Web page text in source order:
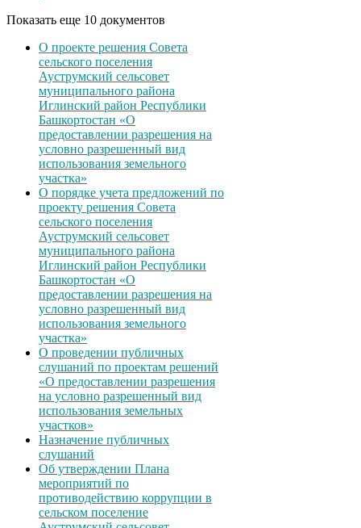
Показать еще 10 документов
О проекте решения Совета
сельского поселения
Ауструмский сельсовет
муниципального района
Иглинский район Республики
Башкортостан «О
предоставлении разрешения на
условно разрешенный вид
использования земельного
участка»
О порядке учета предложений по
проекту решения Совета
сельского поселения
Ауструмский сельсовет
муниципального района
Иглинский район Республики
Башкортостан «О
предоставлении разрешения на
условно разрешенный вид
использования земельного
участка»
О проведении публичных
слушаний по проектам решений
«О предоставлении разрешения
на условно разрешенный вид
использования земельных
участков»
Назначение публичных
слушаний
Об утверждении Плана
мероприятий по
противодействию коррупции в
сельском поселение